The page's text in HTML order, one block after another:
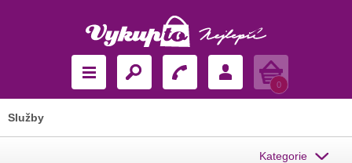
Košík
0
Služby
Kategorie